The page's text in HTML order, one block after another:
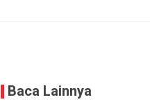
Baca Lainnya